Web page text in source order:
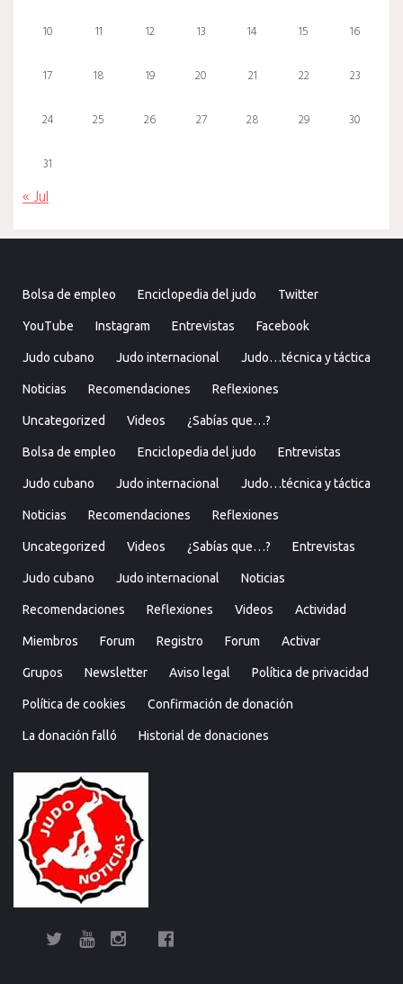
10 11 12 13 14 15 16
17 18 19 20 21 22 23
24 25 26 27 28 29 30
31
« Jul
Bolsa de empleo Enciclopedia del judo Twitter
YouTube Instagram Entrevistas Facebook
Judo cubano Judo internacional Judo…técnica y táctica
Noticias Recomendaciones Reflexiones
Uncategorized Videos ¿Sabías que…?
Bolsa de empleo Enciclopedia del judo Entrevistas
Judo cubano Judo internacional Judo…técnica y táctica
Noticias Recomendaciones Reflexiones
Uncategorized Videos ¿Sabías que…? Entrevistas
Judo cubano Judo internacional Noticias
Recomendaciones Reflexiones Videos Actividad
Miembros Forum Registro Forum Activar
Grupos Newsletter Aviso legal Política de privacidad
Política de cookies Confirmación de donación
La donación falló Historial de donaciones
Enciclopedia
TwitterYouTubeInstagramEntrevistas
Facebook